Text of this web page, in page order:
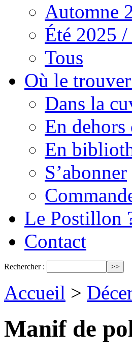
Automne
Été 2025 /
Tous
Où le
Dans la
En dehors
En
S’abonner
Le Postillon
Contact
Rechercher :
Accueil >
Manif de